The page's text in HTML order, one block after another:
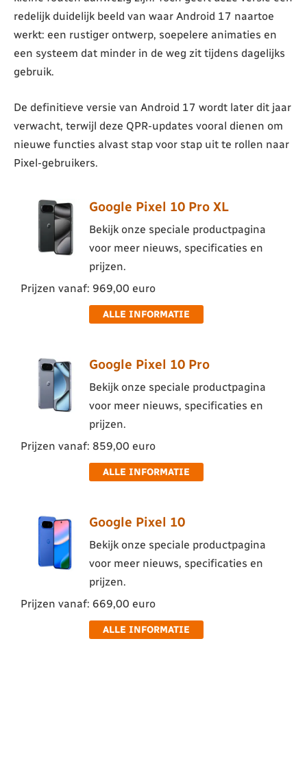
redelijk duidelijk beeld van waar Android 17 naartoe
werkt: een rustiger ontwerp, soepelere animaties en
een systeem dat minder in de weg zit tijdens dagelijks
gebruik.
De definitieve versie van Android 17 wordt later dit jaar
verwacht, terwijl deze QPR-updates vooral dienen om
nieuwe functies alvast stap voor stap uit te rollen naar
Pixel-gebruikers.
Google Pixel 10 Pro XL
Bekijk onze speciale productpagina
voor meer nieuws, specificaties en
prijzen.
Prijzen vanaf: 969,00 euro
ALLE INFORMATIE
Google Pixel 10 Pro
Bekijk onze speciale productpagina
voor meer nieuws, specificaties en
prijzen.
Prijzen vanaf: 859,00 euro
ALLE INFORMATIE
Google Pixel 10
Bekijk onze speciale productpagina
voor meer nieuws, specificaties en
prijzen.
Prijzen vanaf: 669,00 euro
ALLE INFORMATIE